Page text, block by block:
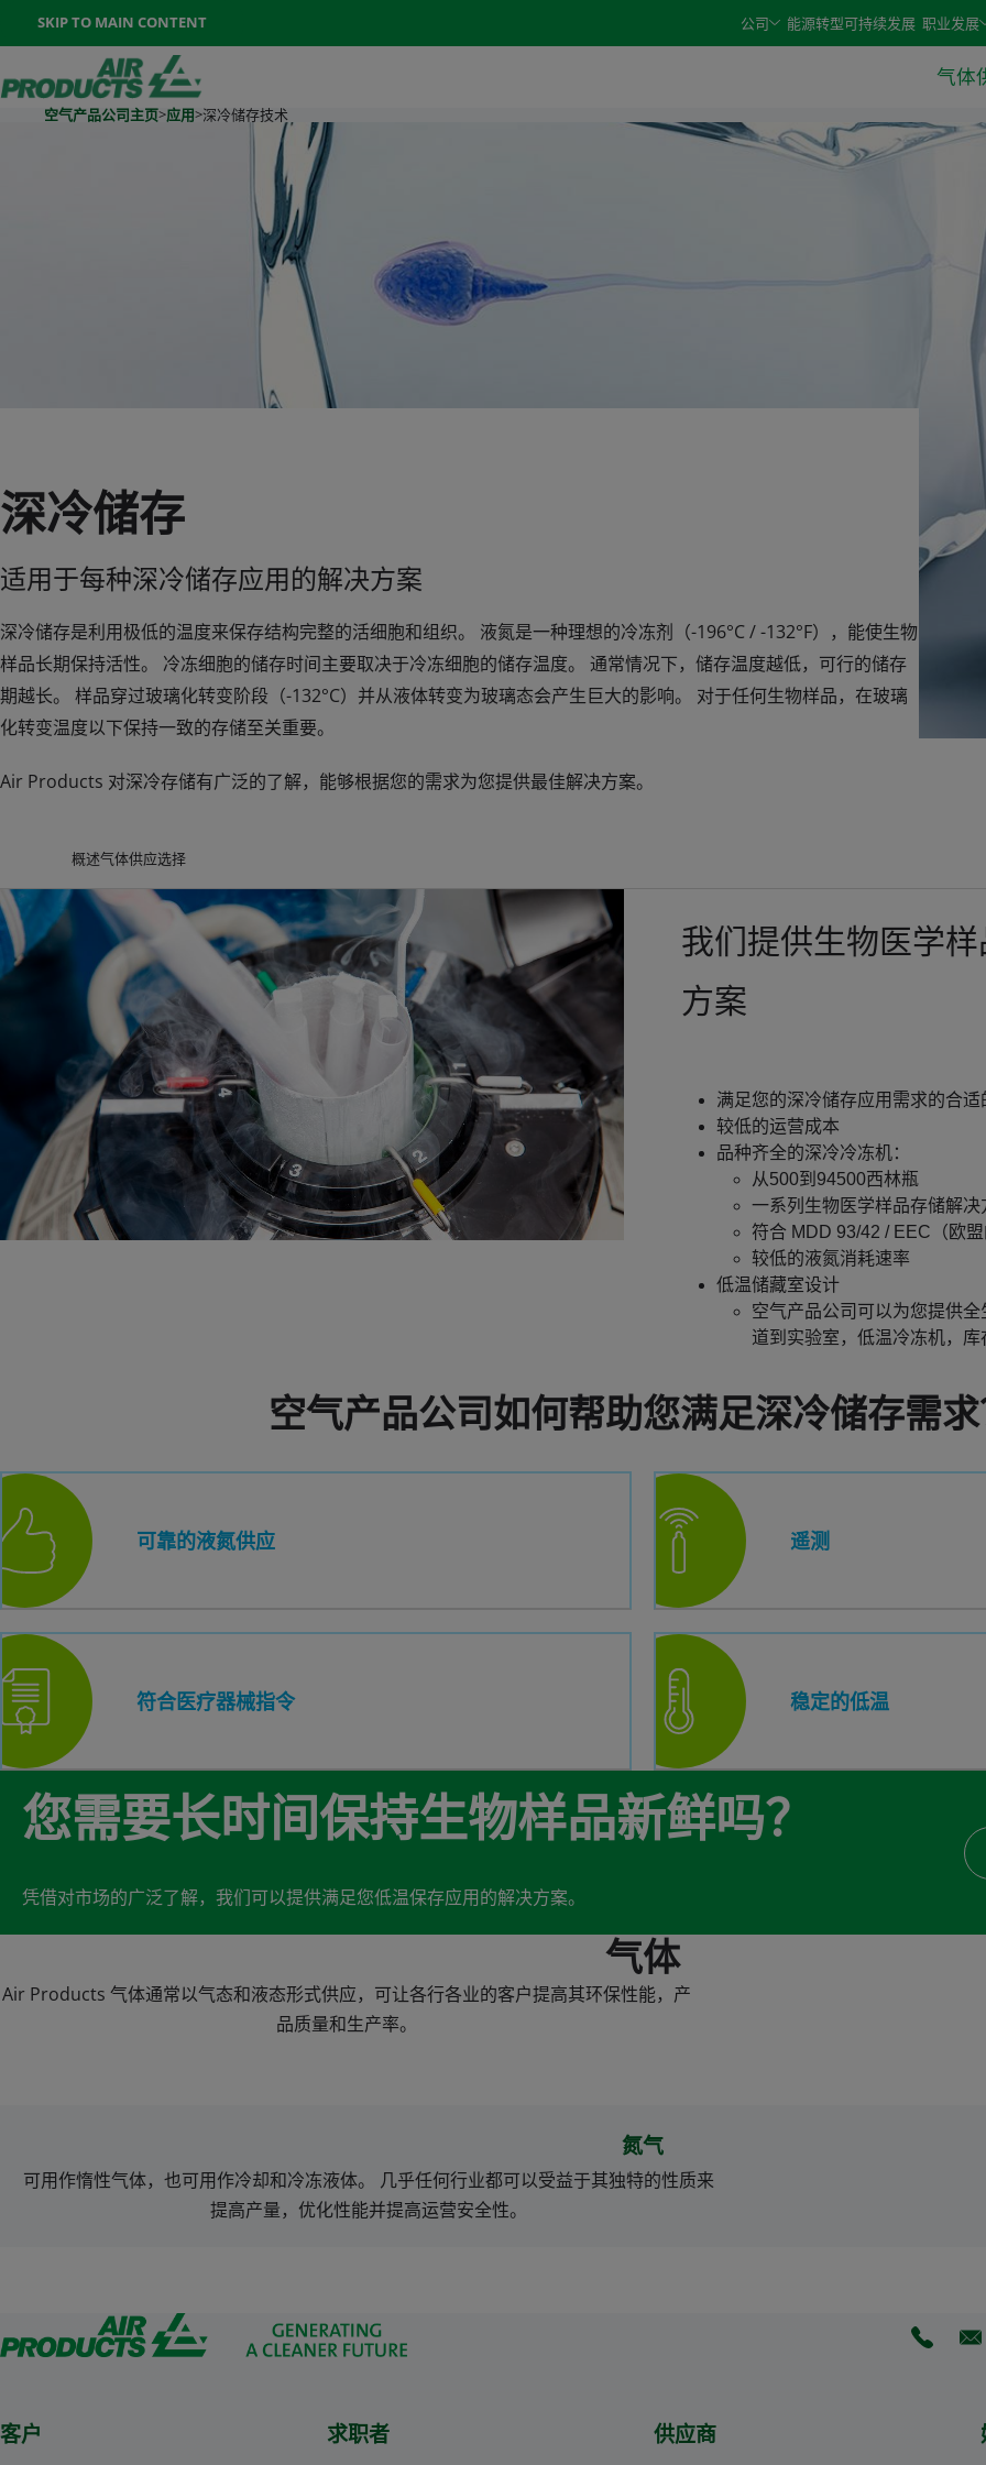
SKIP TO MAIN CONTENT
Once the menu is open you can move between options with the arrow keys and select an option with the enter or
400-888-7662 联系我们 公司 能源转型可持续发展 职业发展
Go To Home Page
气体
空气产品公司主页>应用>深冷储存技术
深冷储存
适用于每种深冷储存应用的解决方案
深冷储存是利用极低的温度来保存结构完整的活细胞和组织。 液氮是一种理想的冷冻剂（-196°C / -132°F），能使生物
样品长期保持活性。 冷冻细胞的储存时间主要取决于冷冻细胞的储存温度。 通常情况下，储存温度越低，可行的储存
期越长。 样品穿过玻璃化转变阶段（-132°C）并从液体转变为玻璃态会产生巨大的影响。 对于任何生物样品，在玻璃
化转变温度以下保持一致的存储至关重要。
Air Products 对深冷存储有广泛的了解，能够根据您的需求为您提供最佳解决方案。
概述气体供应选择
我们提供生物医学
方案
满足您的深冷储存应用需求的合适
较低的运营成本
品种齐全的深冷冷冻机：
从500到94500西林瓶
一系列生物医学样品存储解决
符合 MDD 93/42 / EEC（欧
较低的液氮消耗速率
低温储藏室设计
空气产品公司可以为您提供
道到实验室，低温冷冻机，
空气产品公司如何帮助您满足深冷储存需
可靠的液氮供应 遥测
符合医疗器械指令 稳定的低温
您需要长时间保持生物样品新鲜吗？
凭借对市场的广泛了解，我们可以提供满足您低温保存应用的解决方案。
气体
Air Products 气体通常以气态和液态形式供应，可让各行各业的客户提高其环保性能，产
品质量和生产率。
氮气
可用作惰性气体，也可用作冷却和冷冻液体。 几乎任何行业都可以受益于其独特的性质来
提高产量，优化性能并提高运营安全性。
(Opens
客户 求职者 供应商